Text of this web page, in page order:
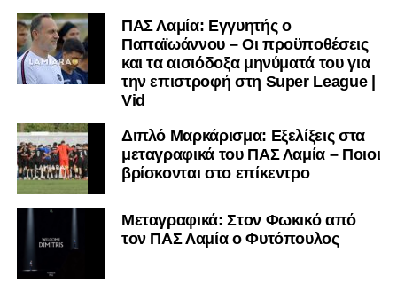
ΠΑΣ Λαμία: Εγγυητής ο
Παπαϊωάννου – Οι προϋποθέσεις
και τα αισιόδοξα μηνύματά του για
την επιστροφή στη Super League |
Vid
Διπλό Μαρκάρισμα: Εξελίξεις στα
μεταγραφικά του ΠΑΣ Λαμία – Ποιοι
βρίσκονται στο επίκεντρο
Μεταγραφικά: Στον Φωκικό από
τον ΠΑΣ Λαμία ο Φυτόπουλος